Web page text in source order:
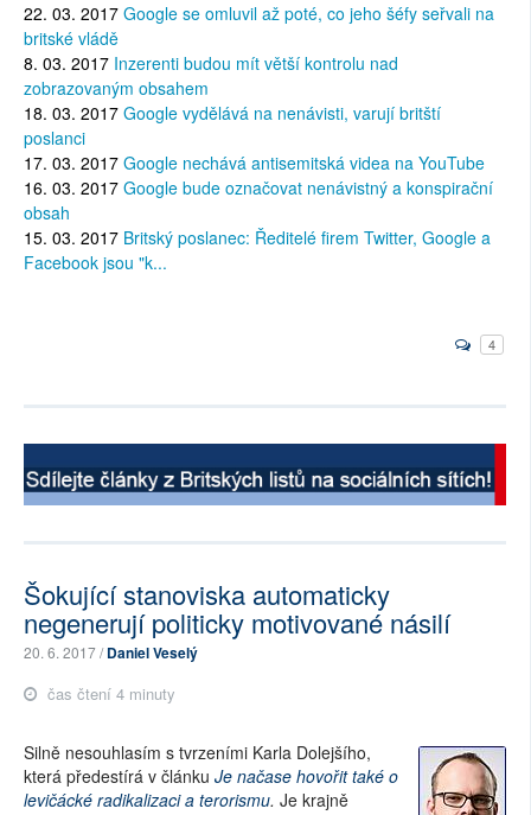
22. 03. 2017 Google se omluvil až poté, co jeho šéfy seřvali na
britské vládě
8. 03. 2017 Inzerenti budou mít větší kontrolu nad
zobrazovaným obsahem
18. 03. 2017 Google vydělává na nenávisti, varují britští
poslanci
17. 03. 2017 Google nechává antisemitská videa na YouTube
16. 03. 2017 Google bude označovat nenávistný a konspirační
obsah
15. 03. 2017 Britský poslanec: Ředitelé firem Twitter, Google a
Facebook jsou "k...
4
Šokující stanoviska automaticky
negenerují politicky motivované násilí
20. 6. 2017 /Daniel Veselý
čas čtení 4 minuty
Silně nesouhlasím s tvrzeními Karla Dolejšího,
která předestírá v článku Je načase hovořit také o
levičácké radikalizaci a terorismu. Je krajně